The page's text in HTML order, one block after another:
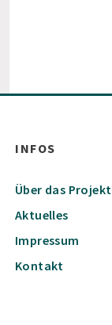
INFOS
Über das Projekt
Aktuelles
Impressum
Kontakt